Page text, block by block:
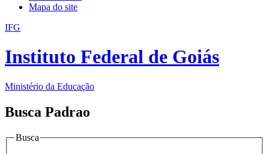
Mapa do site
IFG
Instituto Federal de Goiás
Ministério da Educação
Busca Padrao
Busca